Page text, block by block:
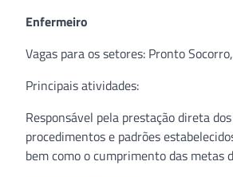
Enfermeiro
Vagas para os setores: Pronto
Principais atividades:
Responsável pela prestação direta
procedimentos e padrões
bem como o cumprimento das metas